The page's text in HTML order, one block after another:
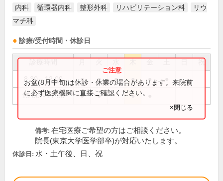
内科 循環器内科 整形外科 リハビリテーション科
リウ
マチ科
診療/受付時間・休診日
祝
8:30～12:00 ● ● ● ● ●
15:00～17:30 ● ● ●
お盆(8月中旬)は休診・休業の場合があります。来院前
に必ず医療機関に直接ご確認ください。
×閉じる
備考: 在宅医療ご希望の方はご相談ください。
院長(東京大学医学部卒)が対応いたします。
休診日: 水・土午後、日、祝